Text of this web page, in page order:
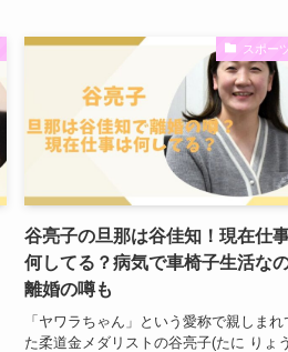
スポー
谷亮子の旦那は谷佳知！現在仕
何してる？病気で車椅子生活な
離婚の噂も
「ヤワラちゃん」という愛称で親しまれ
た柔道金メダリストの谷亮子(たに りょ